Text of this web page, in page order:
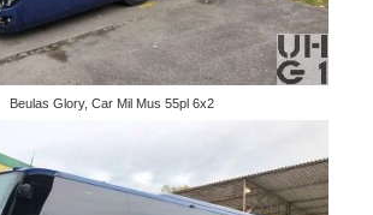
Beulas Glory, Car Mil Mus 55pl 6x2